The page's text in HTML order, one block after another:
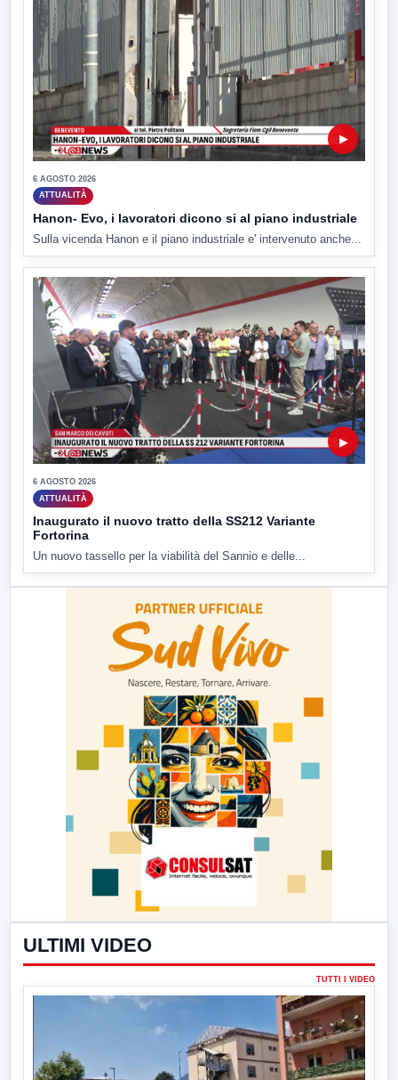
▶
6 AGOSTO 2026
ATTUALITÀ
Hanon- Evo, i lavoratori dicono si al piano industriale
Sulla vicenda Hanon e il piano industriale e' intervenuto anche...
▶
6 AGOSTO 2026
ATTUALITÀ
Inaugurato il nuovo tratto della SS212 Variante
Fortorina
Un nuovo tassello per la viabilità del Sannio e delle...
ULTIMI VIDEO
TUTTI I VIDEO